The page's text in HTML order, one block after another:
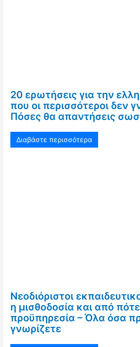
20 ερωτήσεις για την
που οι περισσότεροι δεν
Πόσες θα απαντήσεις
Διαβάστε περισσότερα
Νεοδιόριστοι
η μισθοδοσία και από
προϋπηρεσία – Όλα όσα
γνωρίζετε